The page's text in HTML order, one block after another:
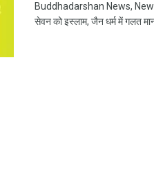
सेवन को इस्लाम, जैन धर्म में गलत माना